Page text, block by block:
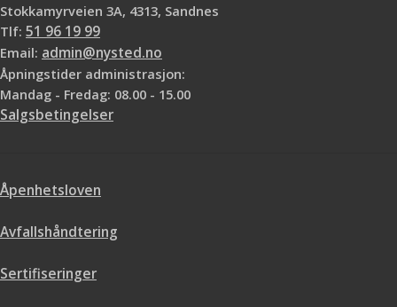
Stokkamyrveien 3A, 4313, Sandnes
Tlf: 51 96 19 99
Email: admin@nysted.no
Åpningstider administrasjon:
Mandag - Fredag: 08.00 - 15.00
Salgsbetingelser
Åpenhetsloven
Avfallshåndtering
Sertifiseringer